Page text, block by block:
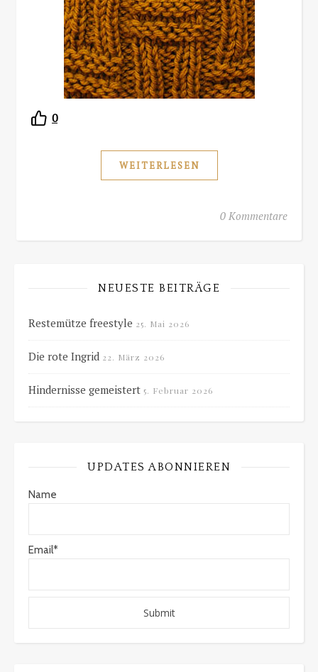
0
WEITERLESEN
0 Kommentare
NEUESTE BEITRÄGE
Restemütze freestyle 25. Mai 2026
Die rote Ingrid 22. März 2026
Hindernisse gemeistert 5. Februar 2026
UPDATES ABONNIEREN
Name
Email*